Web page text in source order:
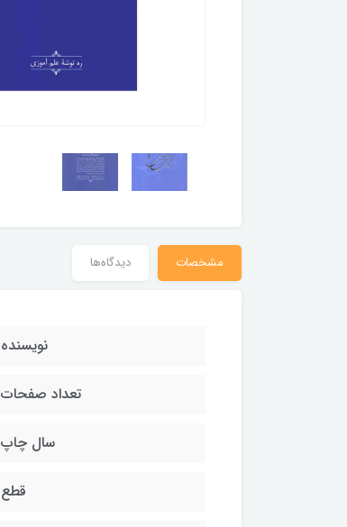
مشخصات دیدگاه‌ها
نويسنده
تعداد صفحات
سال چاپ
قطع